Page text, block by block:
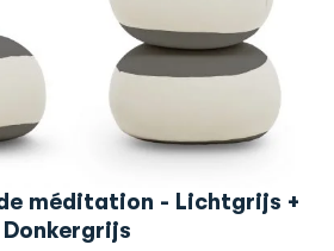
méditation - Lichtgrijs +
Donkergrijs